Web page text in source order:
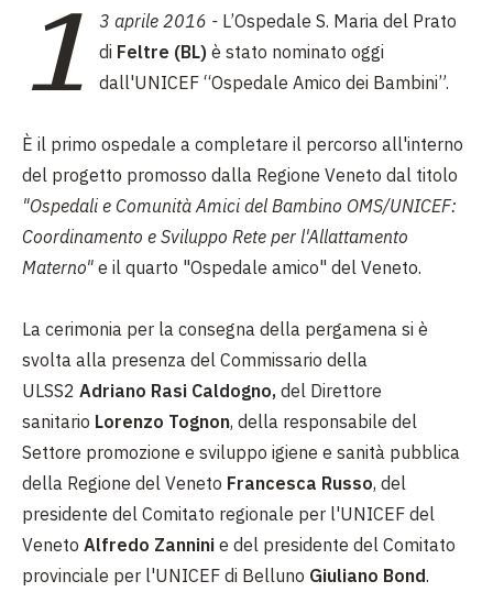
1 3 aprile 2016 - L’Ospedale S. Maria del Prato
di Feltre (BL) è stato nominato oggi
dall'UNICEF “Ospedale Amico dei Bambini”.
È il primo ospedale a completare il percorso all'interno
del progetto promosso dalla Regione Veneto dal titolo
"Ospedali e Comunità Amici del Bambino OMS/UNICEF:
Coordinamento e Sviluppo Rete per l'Allattamento
Materno" e il quarto "Ospedale amico" del Veneto.
La cerimonia per la consegna della pergamena si è
svolta alla presenza del Commissario della
ULSS2 Adriano Rasi Caldogno, del Direttore
sanitario Lorenzo Tognon, della responsabile del
Settore promozione e sviluppo igiene e sanità pubblica
della Regione del Veneto Francesca Russo, del
presidente del Comitato regionale per l'UNICEF del
Veneto Alfredo Zannini e del presidente del Comitato
provinciale per l'UNICEF di Belluno Giuliano Bond.